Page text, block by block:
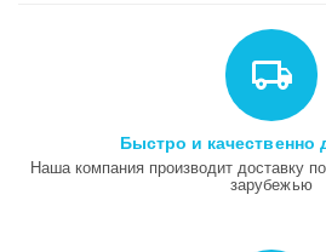
Быстро и качественно
Наша компания производит доставку
зарубежью